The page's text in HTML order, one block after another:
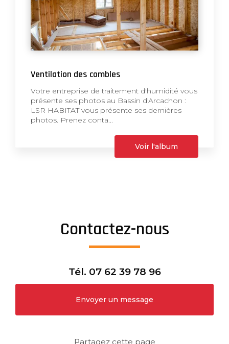
Ventilation des combles
Votre entreprise de traitement d'humidité vous
présente ses photos au Bassin d'Arcachon :
LSR HABITAT vous présente ses dernières
photos. Prenez conta...
Voir l'album
Contactez-nous
Tél. 07 62 39 78 96
Envoyer un message
Partagez cette page